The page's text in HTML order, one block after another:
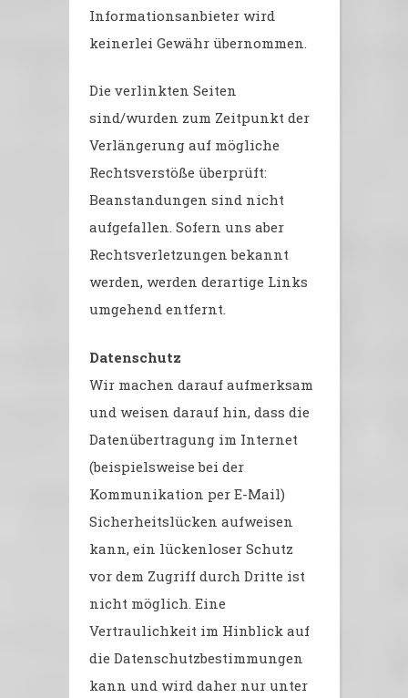
Informationsanbieter wird
keinerlei Gewähr übernommen.
Die verlinkten Seiten
sind/wurden zum Zeitpunkt der
Verlängerung auf mögliche
Rechtsverstöße überprüft:
Beanstandungen sind nicht
aufgefallen. Sofern uns aber
Rechtsverletzungen bekannt
werden, werden derartige Links
umgehend entfernt.
Datenschutz
Wir machen darauf aufmerksam
und weisen darauf hin, dass die
Datenübertragung im Internet
(beispielsweise bei der
Kommunikation per E-Mail)
Sicherheitslücken aufweisen
kann, ein lückenloser Schutz
vor dem Zugriff durch Dritte ist
nicht möglich. Eine
Vertraulichkeit im Hinblick auf
die Datenschutzbestimmungen
kann und wird daher nur unter